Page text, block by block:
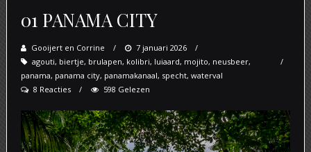
01 PANAMA CITY
Gooijert en Corrine
Posted
on
7 januari 2026
agouti, biertje, brulapen, kolibri, luiaard, mojito, neusbeer,
panama, panama city, panamakanaal, specht, waterval
8 Reacties
598 Gelezen